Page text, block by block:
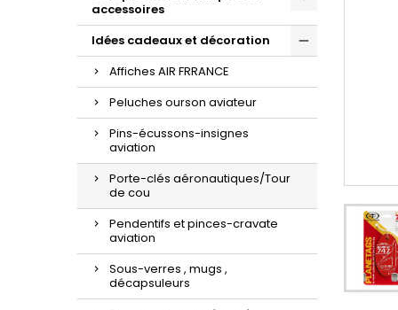
accessoires
Idées cadeaux et décoration
Affiches AIR FRRANCE
Peluches ourson aviateur
Pins-écussons-insignes
aviation
Porte-clés aéronautiques/Tour
de cou
Pendentifs et pinces-cravate
aviation
Sous-verres , mugs ,
décapsuleurs